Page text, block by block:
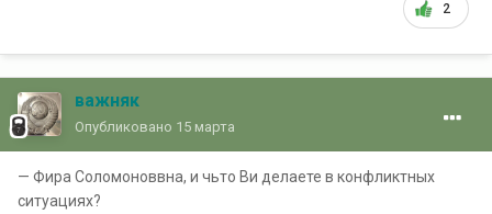
2
важняк
Опубликовано 15 марта
— Фира Соломоноввна, и чьто Ви делаете в конфликтных
ситуациях?